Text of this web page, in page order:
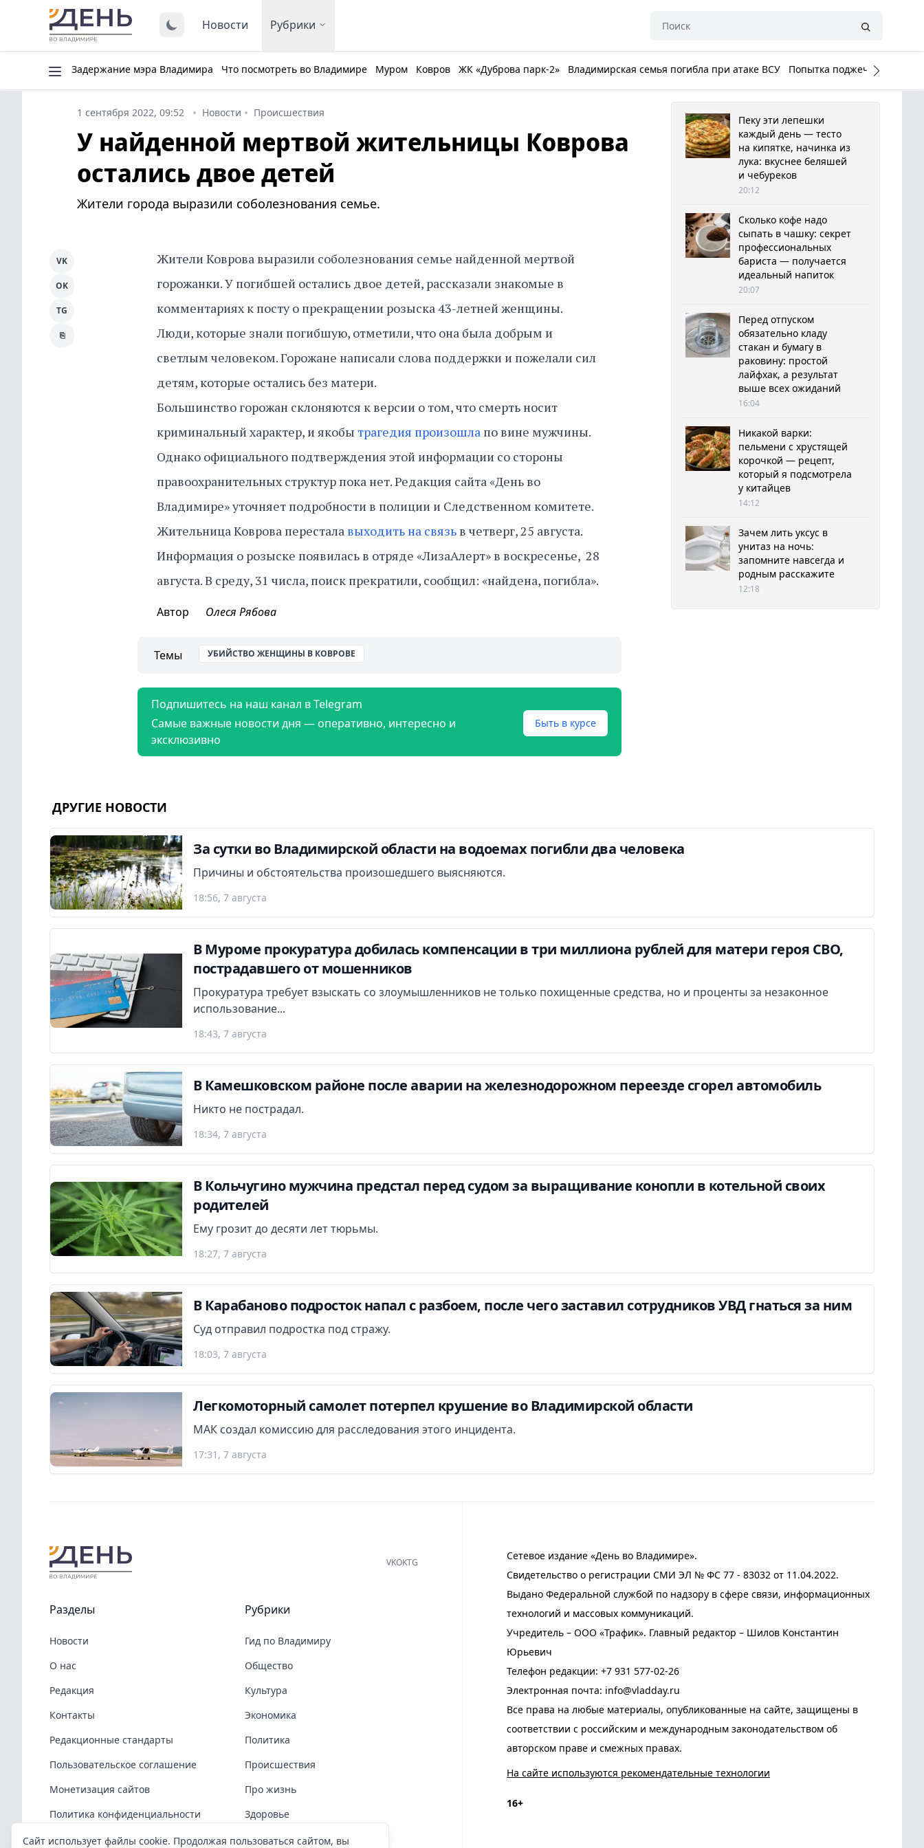
Новости Рубрики
Задержание мэра Владимира Что посмотреть во Владимире Муром Ковров ЖК «Дуброва парк-2» Владимирская семья погибла при атаке ВСУ Попытка поджечь Белый
1 сентября 2022, 09:52 Новости Происшествия
У найденной мертвой жительницы Коврова
остались двое детей
Жители города выразили соболезнования семье.
Жители Коврова выразили соболезнования семье найденной мертвой
горожанки. У погибшей остались двое детей, рассказали знакомые в
комментариях к посту о прекращении розыска 43-летней женщины.
Люди, которые знали погибшую, отметили, что она была добрым и
светлым человеком. Горожане написали слова поддержки и пожелали сил
детям, которые остались без матери.
Большинство горожан склоняются к версии о том, что смерть носит
криминальный характер, и якобы трагедия произошла по вине мужчины.
Однако официального подтверждения этой информации со стороны
правоохранительных структур пока нет. Редакция сайта «День во
Владимире» уточняет подробности в полиции и Следственном комитете.
Жительница Коврова перестала выходить на связь в четверг, 25 августа.
Информация о розыске появилась в отряде «ЛизаАлерт» в воскресенье, 28
августа. В среду, 31 числа, поиск прекратили, сообщил: «найдена, погибла».
VK
OK
TG
⎘
Автор Олеся Рябова
Темы УБИЙСТВО ЖЕНЩИНЫ В КОВРОВЕ
Подпишитесь на наш канал в Telegram
Самые важные новости дня — оперативно, интересно и
эксклюзивно
Быть в курсе
Пеку эти лепешки
каждый день — тесто
на кипятке, начинка из
лука: вкуснее беляшей
и чебуреков
20:12
Сколько кофе надо
сыпать в чашку: секрет
профессиональных
бариста — получается
идеальный напиток
20:07
Перед отпуском
обязательно кладу
стакан и бумагу в
раковину: простой
лайфхак, а результат
выше всех ожиданий
16:04
Никакой варки:
пельмени с хрустящей
корочкой — рецепт,
который я подсмотрела
у китайцев
14:12
Зачем лить уксус в
унитаз на ночь:
запомните навсегда и
родным расскажите
12:18
ДРУГИЕ НОВОСТИ
За сутки во Владимирской области на водоемах погибли два человека
Причины и обстоятельства произошедшего выясняются.
18:56, 7 августа
В Муроме прокуратура добилась компенсации в три миллиона рублей для матери героя СВО,
пострадавшего от мошенников
Прокуратура требует взыскать со злоумышленников не только похищенные средства, но и проценты за незаконное
использование...
18:43, 7 августа
В Камешковском районе после аварии на железнодорожном переезде сгорел автомобиль
Никто не пострадал.
18:34, 7 августа
В Кольчугино мужчина предстал перед судом за выращивание конопли в котельной своих
родителей
Ему грозит до десяти лет тюрьмы.
18:27, 7 августа
В Карабаново подросток напал с разбоем, после чего заставил сотрудников УВД гнаться за ним
Суд отправил подростка под стражу.
18:03, 7 августа
Легкомоторный самолет потерпел крушение во Владимирской области
МАК создал комиссию для расследования этого инцидента.
17:31, 7 августа
Сетевое издание «День во Владимире».
Свидетельство о регистрации СМИ ЭЛ № ФС 77 - 83032 от 11.04.2022.
Выдано Федеральной службой по надзору в сфере связи, информационных
технологий и массовых коммуникаций.
Учредитель – ООО «Трафик». Главный редактор – Шилов Константин
Юрьевич
Телефон редакции: +7 931 577-02-26
Электронная почта: info@vladday.ru
Все права на любые материалы, опубликованные на сайте, защищены в
соответствии с российским и международным законодательством об
авторском праве и смежных правах.
На сайте используются рекомендательные технологии
16+
VKOKTG
Разделы
Новости
О нас
Редакция
Контакты
Редакционные стандарты
Пользовательское соглашение
Монетизация сайтов
Политика конфиденциальности
Политика cookies
Рубрики
Гид по Владимиру
Общество
Культура
Экономика
Политика
Происшествия
Про жизнь
Здоровье
COVID-19
Сайт использует файлы cookie. Продолжая пользоваться сайтом, вы